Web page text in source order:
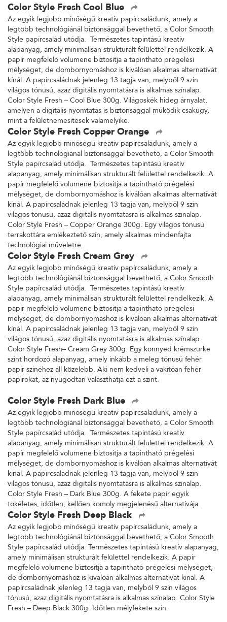
Color Style Fresh Cool Blue
Az egyik legjobb minőségű kreatív papírcsaládunk, amely a
legtöbb technológiánál biztonsággal bevethető, a Color Smooth
Style papírcsalád utódja. Természetes tapintású kreatív
alapanyag, amely minimálisan strukturált felülettel rendelkezik. A
papír megfelelő volumene biztosítja a tapintható prégelési
mélységet, de dombornyomáshoz is kiválóan alkalmas alternatívát
kínál. A papírcsaládnak jelenleg 13 tagja van, melyből 9 szín
világos tónusú, azaz digitális nyomtatásra is alkalmas színalap.
Color Style Fresh – Cool Blue 300g. Világoskék hideg árnyalat,
amelyen a digitális nyomtatás is biztonsággal működik csakúgy,
mint a felületnemesítések valamelyike.
Color Style Fresh Copper Orange
Az egyik legjobb minőségű kreatív papírcsaládunk, amely a
legtöbb technológiánál biztonsággal bevethető, a Color Smooth
Style papírcsalád utódja. Természetes tapintású kreatív
alapanyag, amely minimálisan strukturált felülettel rendelkezik. A
papír megfelelő volumene biztosítja a tapintható prégelési
mélységet, de dombornyomáshoz is kiválóan alkalmas alternatívát
kínál. A papírcsaládnak jelenleg 13 tagja van, melyből 9 szín
világos tónusú, azaz digitális nyomtatásra is alkalmas színalap.
Color Style Fresh – Copper Orange 300g. Egy világos tónusú
terrakottára emlékeztető szín, amely alkalmas mindenfajta
technológiai műveletre.
Color Style Fresh Cream Grey
Az egyik legjobb minőségű kreatív papírcsaládunk, amely a
legtöbb technológiánál biztonsággal bevethető, a Color Smooth
Style papírcsalád utódja. Természetes tapintású kreatív
alapanyag, amely minimálisan strukturált felülettel rendelkezik. A
papír megfelelő volumene biztosítja a tapintható prégelési
mélységet, de dombornyomáshoz is kiválóan alkalmas alternatívát
kínál. A papírcsaládnak jelenleg 13 tagja van, melyből 9 szín
világos tónusú, azaz digitális nyomtatásra is alkalmas színalap.
Color Style Fresh– Cream Grey 300g: Egy könnyed krémszürke
színt hordozó alapanyag, amely inkább a meleg tónusú fehér
papír színéhez áll közelebb. Aki nem kedveli a vakítóan fehér
papírokat, az nyugodtan választhatja ezt a színt.
Color Style Fresh Dark Blue
Az egyik legjobb minőségű kreatív papírcsaládunk, amely a
legtöbb technológiánál biztonsággal bevethető, a Color Smooth
Style papírcsalád utódja. Természetes tapintású kreatív
alapanyag, amely minimálisan strukturált felülettel rendelkezik. A
papír megfelelő volumene biztosítja a tapintható prégelési
mélységet, de dombornyomáshoz is kiválóan alkalmas alternatívát
kínál. A papírcsaládnak jelenleg 13 tagja van, melyből 9 szín
világos tónusú, azaz digitális nyomtatásra is alkalmas színalap.
Color Style Fresh – Dark Blue 300g. A fekete papír egyik
tökéletes, időtlen, kellően komoly megjelenésű alternatívája.
Color Style Fresh Deep Black
Az egyik legjobb minőségű kreatív papírcsaládunk, amely a
legtöbb technológiánál biztonsággal bevethető, a Color Smooth
Style papírcsalád utódja. Természetes tapintású kreatív alapanyag,
amely minimálisan strukturált felülettel rendelkezik. A papír
megfelelő volumene biztosítja a tapintható prégelési mélységet,
de dombornyomáshoz is kiválóan alkalmas alternatívát kínál. A
papírcsaládnak jelenleg 13 tagja van, melyből 9 szín világos
tónusú, azaz digitális nyomtatásra is alkalmas színalap. Color Style
Fresh – Deep Black 300g. Időtlen mélyfekete szín.